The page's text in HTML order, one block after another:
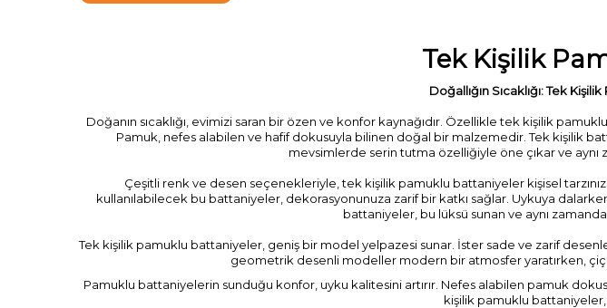
Tek Kişilik
Doğallığın Sıcaklığı: Tek
Doğanın sıcaklığı, evimizi saran bir özen ve konfor kaynağıdır. Özellikle tek kişilik
Pamuk, nefes alabilen ve hafif dokusuyla bilinen doğal bir malzemedir. Tek kişilik
mevsimlerde serin tutma özelliğiyle öne çıkar ve aynı
Çeşitli renk ve desen seçenekleriyle, tek kişilik pamuklu battaniyeler kişisel
kullanılabilecek bu battaniyeler, dekorasyonunuza zarif bir katkı sağlar. Uykuya
battaniyeler, bu lüksü sunan ve aynı
Tek kişilik pamuklu battaniyeler, geniş bir model yelpazesi sunar. İster sade ve zarif
geometrik desenli modeller modern bir atmosfer yaratırken,
Pamuklu battaniyelerin sunduğu konfor, uyku kalitesini artırır. Nefes alabilen pamuk
kişilik pamuklu